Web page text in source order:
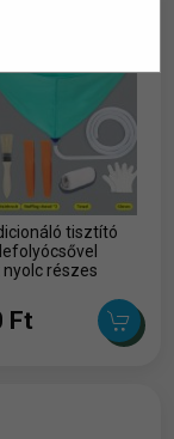
tisztító
részes
Ft